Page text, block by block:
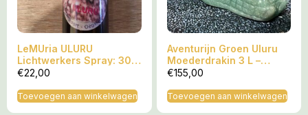
producten of werkmethoden en komen nooit in de plaats van
een bezoek aan jouw arts / specialist.
Voor meer info over mijn SoundHealing MP3’s lees links
ALS LEMURIA HEALER BESCHIK IK NIET OVER DE
LeMUria ULURU
Lichtwerkers Spray: 30
ml, incl. MP3
€22,00
Toevoegen aan winkelwagen
Aventurijn Groen Uluru
Moederdrakin 3 L –
10x5x5.5 cm (lxbrxh) –
€155,00
Toevoegen aan winkelwagen